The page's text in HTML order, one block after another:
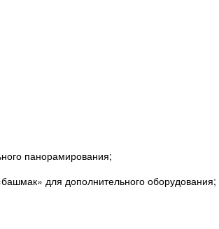
панорамирования;
для дополнительного оборудования;